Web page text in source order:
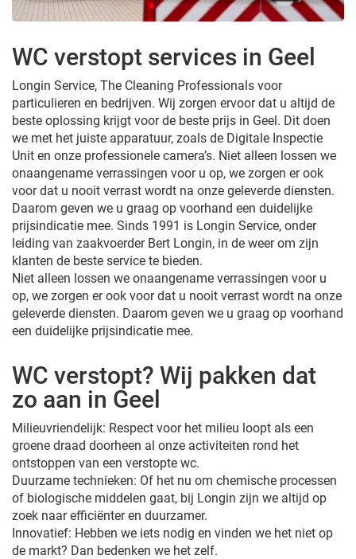
WC verstopt services in Geel
Longin Service, The Cleaning Professionals voor
particulieren en bedrijven. Wij zorgen ervoor dat u altijd de
beste oplossing krijgt voor de beste prijs in Geel. Dit doen
we met het juiste apparatuur, zoals de Digitale Inspectie
Unit en onze professionele camera’s. Niet alleen lossen we
onaangename verrassingen voor u op, we zorgen er ook
voor dat u nooit verrast wordt na onze geleverde diensten.
Daarom geven we u graag op voorhand een duidelijke
prijsindicatie mee. Sinds 1991 is Longin Service, onder
leiding van zaakvoerder Bert Longin, in de weer om zijn
klanten de beste service te bieden.
Niet alleen lossen we onaangename verrassingen voor u
op, we zorgen er ook voor dat u nooit verrast wordt na onze
geleverde diensten. Daarom geven we u graag op voorhand
een duidelijke prijsindicatie mee.
WC verstopt? Wij pakken dat
zo aan in Geel
Milieuvriendelijk: Respect voor het milieu loopt als een
groene draad doorheen al onze activiteiten rond het
ontstoppen van een verstopte wc.
Duurzame technieken: Of het nu om chemische processen
of biologische middelen gaat, bij Longin zijn we altijd op
zoek naar efficiënter en duurzamer.
Innovatief: Hebben we iets nodig en vinden we het niet op
de markt? Dan bedenken we het zelf.